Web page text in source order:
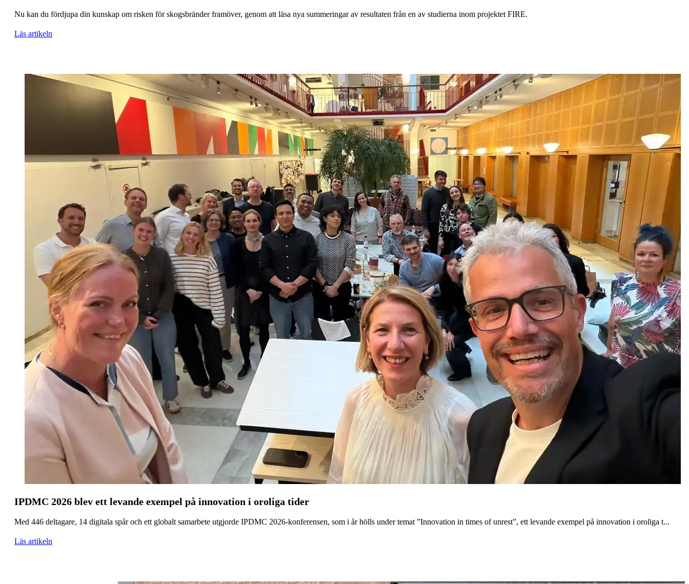
Nu kan du fördjupa din kunskap om risken för skogsbränder framöver, genom att läsa nya summeringar av resultaten från en av studierna inom projektet FIRE.
Läs artikeln
IPDMC 2026 blev ett levande exempel på innovation i oroliga tider
Med 446 deltagare, 14 digitala spår och ett globalt samarbete utgjorde IPDMC 2026-konferensen, som i år hölls under temat ”Innovation in times of unrest”, ett levande exempel på innovation i oroliga t...
Läs artikeln